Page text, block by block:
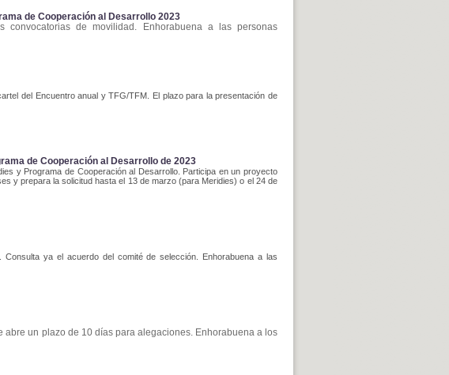
de Cooperación al Desarrollo 2023
de movilidad. Enhorabuena a las personas
del Encuentro anual y TFG/TFM. El plazo para la presentación de
de Cooperación al Desarrollo de 2023
y Programa de Cooperación al Desarrollo. Participa en un proyecto
y prepara la solicitud hasta el 13 de marzo (para Meridies) o el 24 de
ya el acuerdo del comité de selección. Enhorabuena a las
abre un plazo de 10 días para alegaciones. Enhorabuena a los